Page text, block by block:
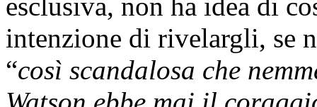
esclusiva, non ha idea di
intenzione di rivelargli, se
“così scandalosa che